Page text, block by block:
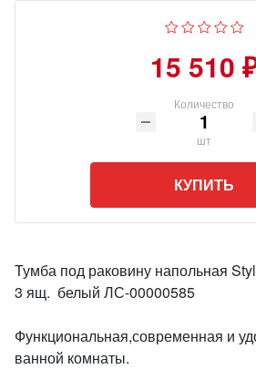
15 510
Количество
шт
КУПИТЬ
Тумба под раковину напольная
3 ящ. белый ЛС-00000585
Функциональная,современная и
ванной комнаты.